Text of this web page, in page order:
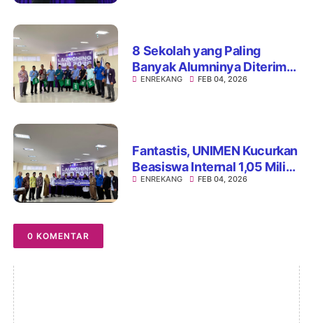
8 Sekolah yang Paling
Banyak Alumninya Diterima
Di UNIMEN 2025, Berikut
ENREKANG FEB 04, 2026
Fantastis, UNIMEN Kucurkan
Beasiswa Internal 1,05 Miliar
untuk Mahasiswa Baru
ENREKANG FEB 04, 2026
0 KOMENTAR